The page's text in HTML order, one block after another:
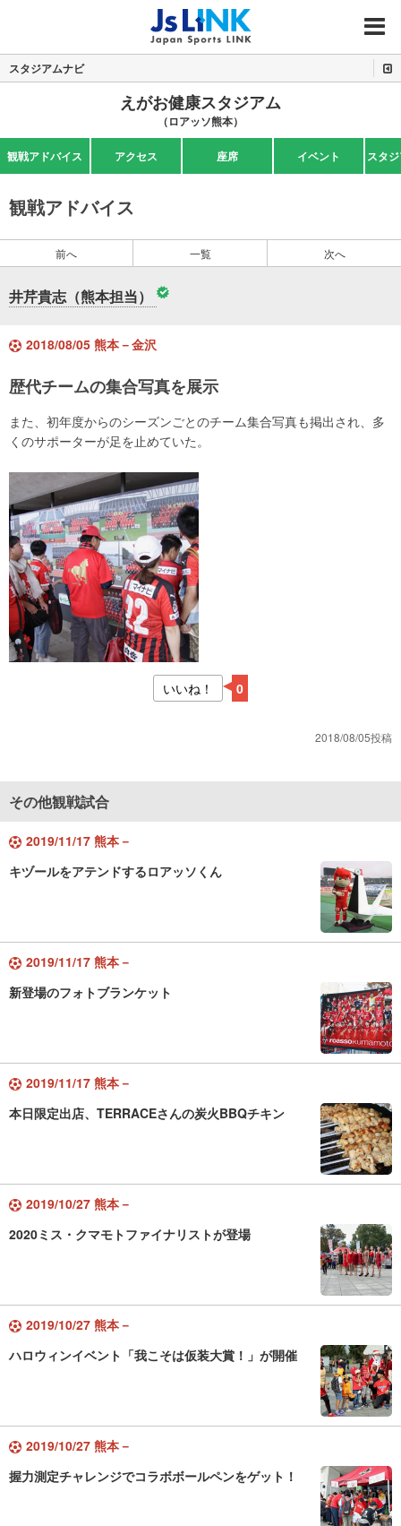
MENU
スタジアムナビ
えがお健康スタジアム
（ロアッソ熊本）
観戦アドバイス アクセス 座席 イベント スタ
観戦アドバイス
前へ 一覧 次へ
井芹貴志（熊本担当）
2018/08/05 熊本－金沢
歴代チームの集合写真を展示
また、初年度からのシーズンごとのチーム集合写真も掲出され、多
くのサポーターが足を止めていた。
いいね！ 0
2018/08/05投稿
その他観戦試合
2019/11/17 熊本－
キヅールをアテンドするロアッソくん
2019/11/17 熊本－
新登場のフォトブランケット
2019/11/17 熊本－
本日限定出店、TERRACEさんの炭火BBQチキン
2019/10/27 熊本－
2020ミス・クマモトファイナリストが登場
2019/10/27 熊本－
ハロウィンイベント「我こそは仮装大賞！」が開催
2019/10/27 熊本－
握力測定チャレンジでコラボボールペンをゲット！